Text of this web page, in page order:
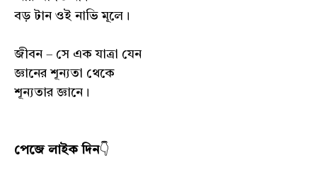
বড় টান ওই নাভি মূলে।
জীবন – সে এক যাত্রা যেন
জ্ঞানের শূন্যতা থেকে
শূন্যতার জ্ঞানে।
পেজে লাইক দিন👇